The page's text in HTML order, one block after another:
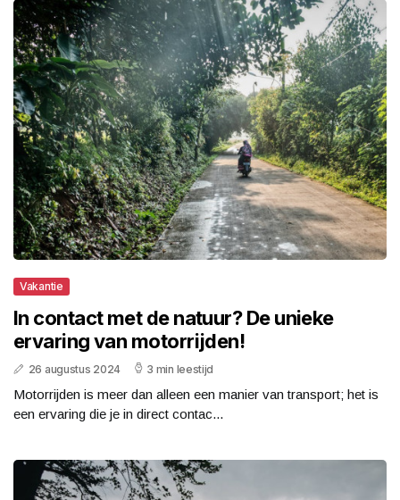
Vakantie
In contact met de natuur? De unieke
ervaring van motorrijden!
26 augustus 2024 3 min leestijd
Motorrijden is meer dan alleen een manier van transport; het is
een ervaring die je in direct contac...